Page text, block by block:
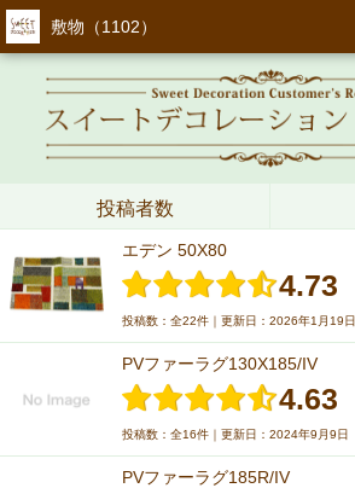
敷物（1102）
投稿者数
エデン 50X80
4.73
投稿数：全22件｜更新日：2026年1月19日
PVファーラグ130X185/IV
4.63
投稿数：全16件｜更新日：2024年9月9日
PVファーラグ185R/IV